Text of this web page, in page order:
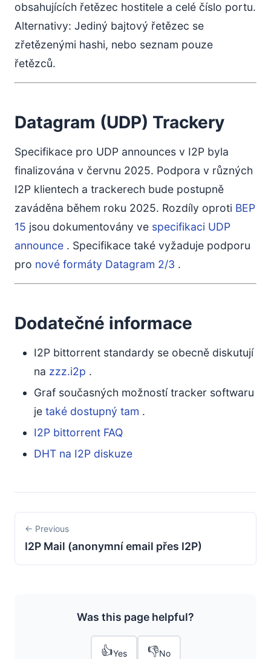
obsahujících řetězec hostitele a celé číslo portu.
Alternativy: Jediný bajtový řetězec se
zřetězenými hashi, nebo seznam pouze
řetězců.
Datagram (UDP) Trackery
Specifikace pro UDP announces v I2P byla
finalizována v červnu 2025. Podpora v různých
I2P klientech a trackerech bude postupně
zaváděna během roku 2025. Rozdíly oproti BEP
15 jsou dokumentovány ve specifikaci UDP
announce . Specifikace také vyžaduje podporu
pro nové formáty Datagram 2/3 .
Dodatečné informace
I2P bittorrent standardy se obecně diskutují
na zzz.i2p .
Graf současných možností tracker softwaru
je také dostupný tam .
I2P bittorrent FAQ
DHT na I2P diskuze
← Previous
I2P Mail (anonymní email přes I2P)
Was this page helpful?
👍Yes 👎No